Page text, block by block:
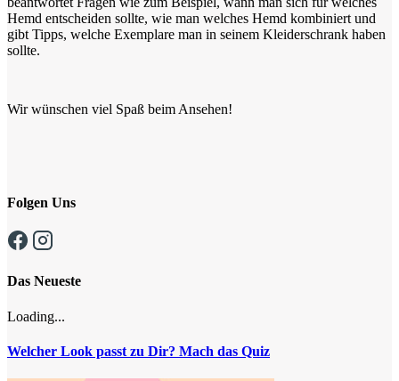
Hemd entscheiden sollte, wie man welches Hemd kombiniert und
gibt Tipps, welche Exemplare man in seinem Kleiderschrank haben
sollte.
Wir wünschen viel Spaß beim Ansehen!
Folgen Uns
Das Neueste
Loading...
Welcher Look passt zu Dir? Mach das Quiz